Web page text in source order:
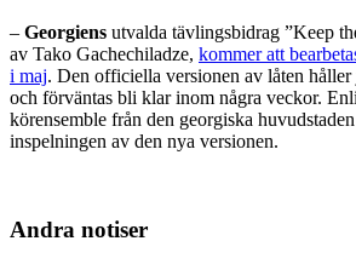
– Georgiens utvalda tävlingsbidrag ”Keep
av Tako Gachechiladze, kommer att
i maj. Den officiella versionen av låten håller
och förväntas bli klar inom några veckor.
körensemble från den georgiska
inspelningen av den nya versionen.
Andra notiser